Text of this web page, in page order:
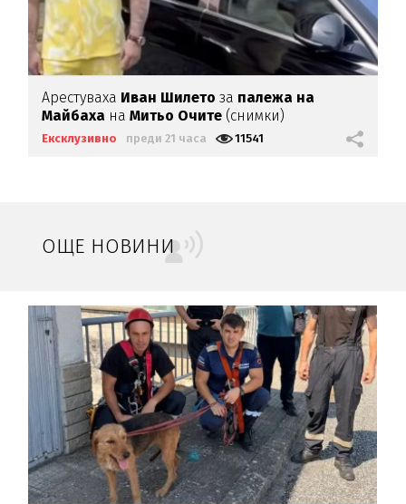
Арестуваха Иван Шилетоза палежа на
Майбаха наМитьо Очите (снимки)
Ексклузивно преди 21 часа 11541
ОЩЕ НОВИНИ